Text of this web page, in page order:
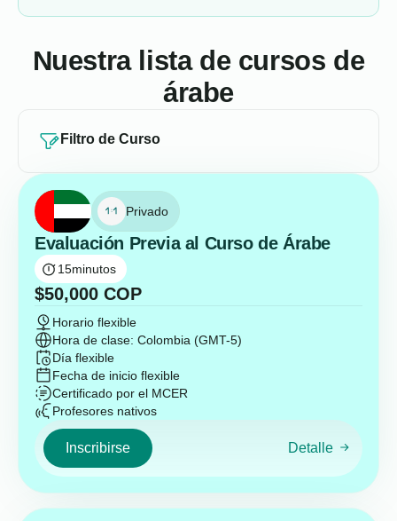
Nuestra lista de cursos de
árabe
Filtro de Curso
Privado
Evaluación Previa al Curso de Árabe
15minutos
$50,000 COP
Horario flexible
Hora de clase: Colombia (GMT-5)
Día flexible
Fecha de inicio flexible
Certificado por el MCER
Profesores nativos
Inscribirse Detalle